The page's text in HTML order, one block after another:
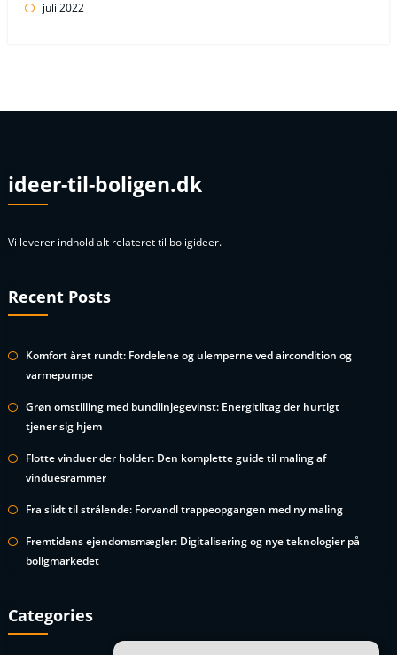
juli 2022
ideer-til-boligen.dk
Vi leverer indhold alt relateret til boligideer.
Recent Posts
Komfort året rundt: Fordelene og ulemperne ved aircondition og
varmepumpe
Grøn omstilling med bundlinjegevinst: Energitiltag der hurtigt
tjener sig hjem
Flotte vinduer der holder: Den komplette guide til maling af
vinduesrammer
Fra slidt til strålende: Forvandl trappeopgangen med ny maling
Fremtidens ejendomsmægler: Digitalisering og nye teknologier på
boligmarkedet
Categories